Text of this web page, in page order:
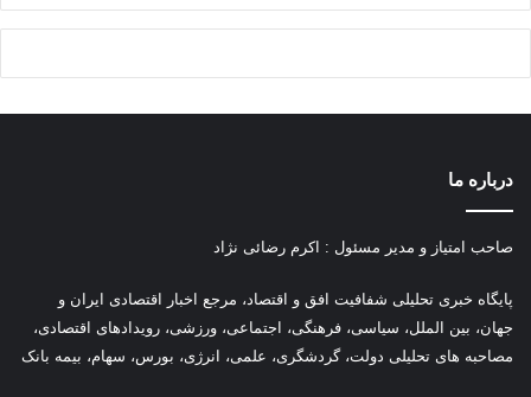
درباره ما
صاحب امتیاز و مدیر مسئول : اکرم رضائی نژاد
پایگاه خبری تحلیلی شفافیت افق و اقتصاد، مرجع اخبار اقتصادی ایران و
جهان، بین الملل، سیاسی، فرهنگی، اجتماعی، ورزشی، رویدادهای اقتصادی،
مصاحبه های تحلیلی دولت، گردشگری، علمی، انرژی، بورس، سهام، بیمه بانک